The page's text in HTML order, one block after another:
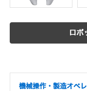
ロボ
機械操作・製造オペ